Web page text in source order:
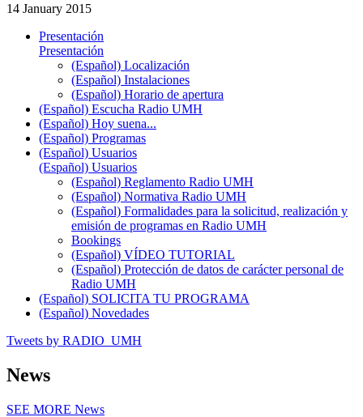
14 January 2015
Presentación
Presentación
(Español) Localización
(Español) Instalaciones
(Español) Horario de apertura
(Español) Escucha Radio UMH
(Español) Hoy suena...
(Español) Programas
(Español) Usuarios
(Español) Usuarios
(Español) Reglamento Radio UMH
(Español) Normativa Radio UMH
(Español) Formalidades para la solicitud, realización y
emisión de programas en Radio UMH
Bookings
(Español) VÍDEO TUTORIAL
(Español) Protección de datos de carácter personal de
Radio UMH
(Español) SOLICITA TU PROGRAMA
(Español) Novedades
Tweets by RADIO_UMH
News
SEE MORE News